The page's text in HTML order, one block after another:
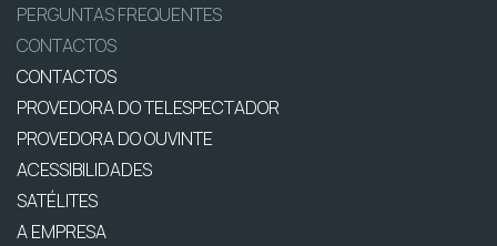
PERGUNTAS FREQUENTES
CONTACTOS
CONTACTOS
PROVEDORA DO TELESPECTADOR
PROVEDORA DO OUVINTE
ACESSIBILIDADES
SATÉLITES
A EMPRESA